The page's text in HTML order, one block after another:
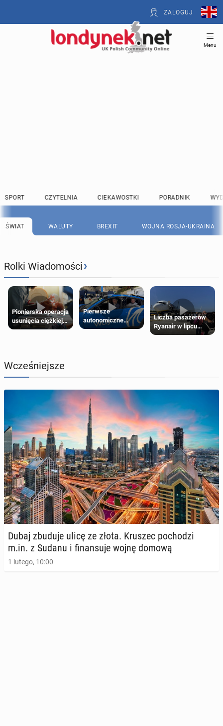
ZALOGUJ
Menu
SPORT CZYTELNIA CIEKAWOSTKI PORADNIK
ŚWIAT WALUTY BREXIT WOJNA ROSJA-UKRAINA
Rolki Wiadomości›
Pionierska operacja
usunięcia ciężkiej
wady wrodzonej
Pierwsze
autonomiczne
Ubery pojawią się
Liczba pasażerów
Ryanair w lipcu
pobiła rekord
Wcześniejsze
Dubaj zbuduje ulicę ze złota. Kruszec po­cho­dzi
m.in. z Sudanu i fi­nan­su­je wojnę domową
1 lutego, 10:00